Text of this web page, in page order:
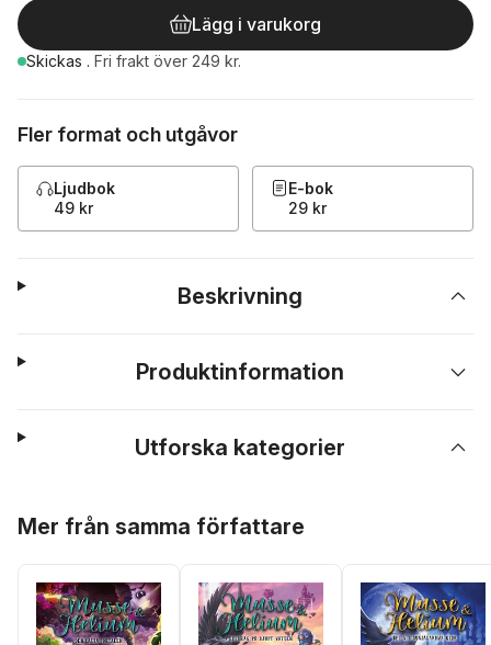
Lägg i varukorg
Skickas . Fri frakt över 249 kr.
Fler format och utgåvor
Ljudbok
49 kr
E-bok
29 kr
Beskrivning
Produktinformation
Utforska kategorier
Mer från samma författare